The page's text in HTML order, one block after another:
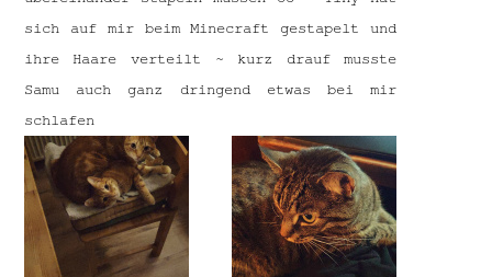
sich auf mir beim Minecraft gestapelt und
ihre Haare verteilt ~ kurz drauf musste
Samu auch ganz dringend etwas bei mir
schlafen